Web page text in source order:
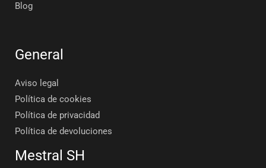
Blog
General
Aviso legal
Política de cookies
Política de privacidad
Política de devoluciones
Mestral SH